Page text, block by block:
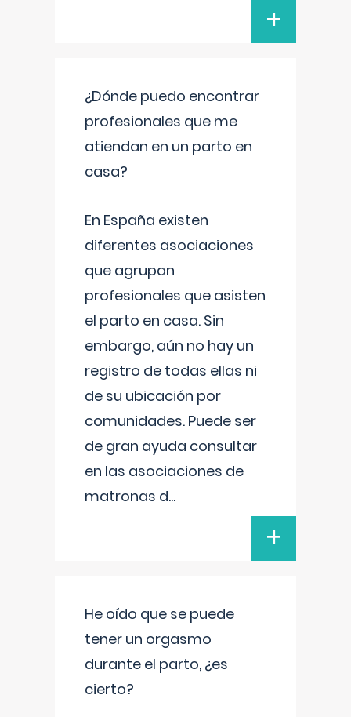
+
¿Dónde puedo encontrar
profesionales que me
atiendan en un parto en
casa?
En España existen
diferentes asociaciones
que agrupan
profesionales que asisten
el parto en casa. Sin
embargo, aún no hay un
registro de todas ellas ni
de su ubicación por
comunidades. Puede ser
de gran ayuda consultar
en las asociaciones de
matronas d...
+
He oído que se puede
tener un orgasmo
durante el parto, ¿es
cierto?